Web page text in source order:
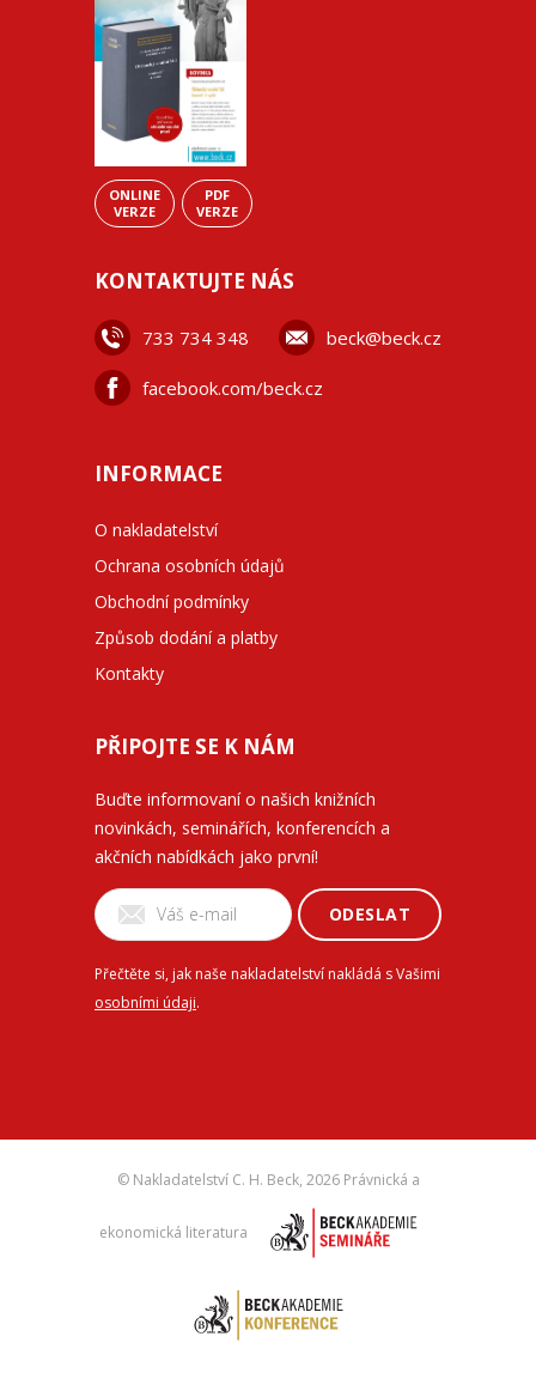
ONLINE
VERZE
PDF
VERZE
KONTAKTUJTE NÁS
733 734 348 beck@beck.cz
facebook.com/beck.cz
INFORMACE
O nakladatelství
Ochrana osobních údajů
Obchodní podmínky
Způsob dodání a platby
Kontakty
PŘIPOJTE SE K NÁM
Buďte informovaní o našich knižních
novinkách, seminářích, konferencích a
akčních nabídkách jako první!
ODESLAT
Přečtěte si, jak naše nakladatelství nakládá s Vašimi
osobními údaji.
© Nakladatelství C. H. Beck, 2026 Právnická a
ekonomická literatura